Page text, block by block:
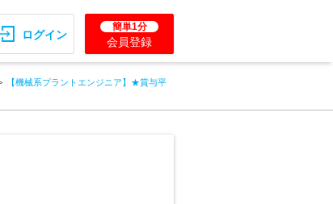
ログイン
簡単1分
会員登録
【機械系プラントエンジニア】★賞与平